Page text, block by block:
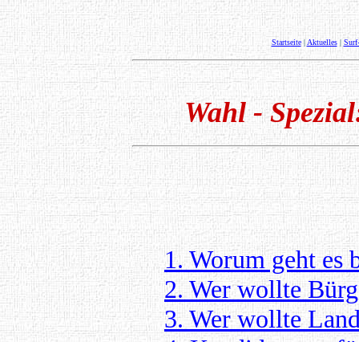
Startseite| Aktuelles|
Wahl -
1. Worum geht es
2. Wer wollte
3. Wer wollte